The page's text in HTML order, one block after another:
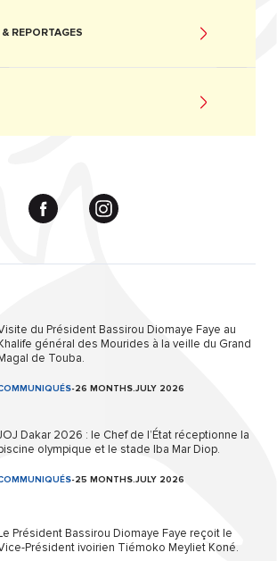
REPORTAGES
du Président Bassirou Diomaye Faye au
général des Mourides à la veille du Grand
de Touba.
-26 MONTHS.JULY 2026
Dakar 2026 : le Chef de l’État réceptionne la
olympique et le stade Iba Mar Diop.
-25 MONTHS.JULY 2026
Président Bassirou Diomaye Faye reçoit le
Président ivoirien Tiémoko Meyliet Koné.